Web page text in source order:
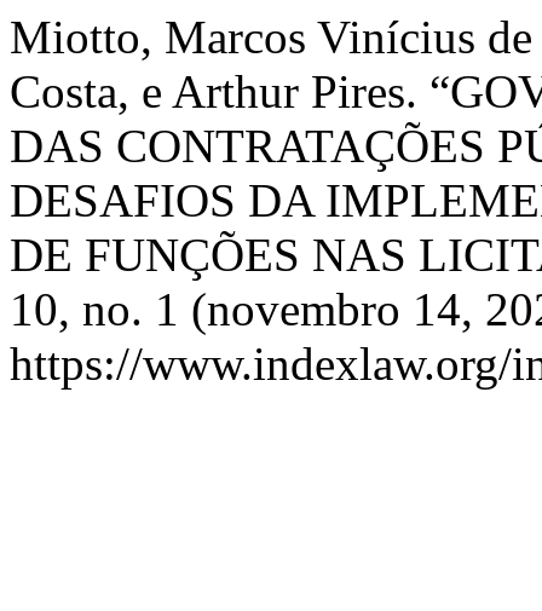
Miotto, Marcos Vinícius de
Costa, e Arthur Pires.
DAS CONTRATAÇÕES
DESAFIOS DA
DE FUNÇÕES NAS
10, no. 1 (novembro 14,
https://www.indexlaw.org/